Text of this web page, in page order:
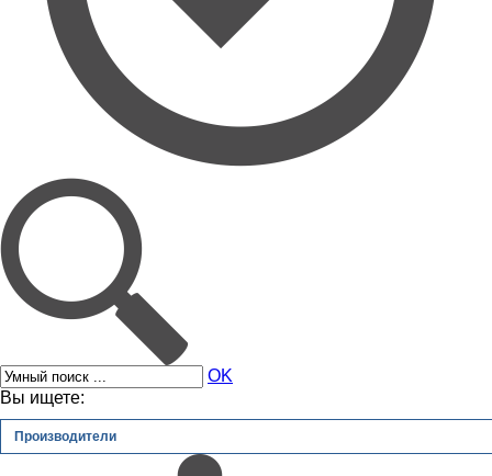
OK
Вы ищете:
Производители